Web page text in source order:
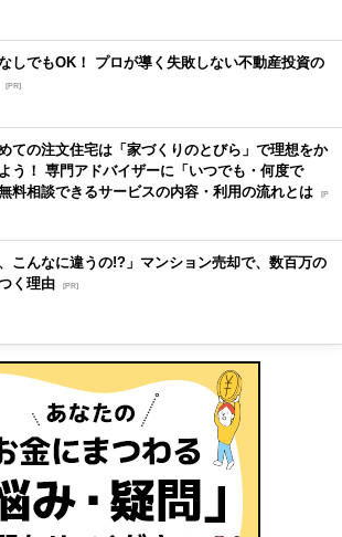
しでもOK！ プロが導く失敗しない不動産投資の
[PR]
ての注文住宅は「家づくりのとびら」で理想をか
う！ 専門アドバイザーに「いつでも・何度で
料相談できるサービスの内容・利用の流れとは [P
、こんなに違うの!?」マンション売却で、数百万の
く理由 [PR]